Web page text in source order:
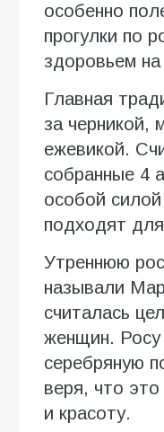
особенно
прогулки по
здоровьем
Главная
за черникой,
ежевикой.
собранные 4
особой
подходят
Утреннюю
называли
считалась
женщин. Росу
серебряную
веря, что
и красоту.